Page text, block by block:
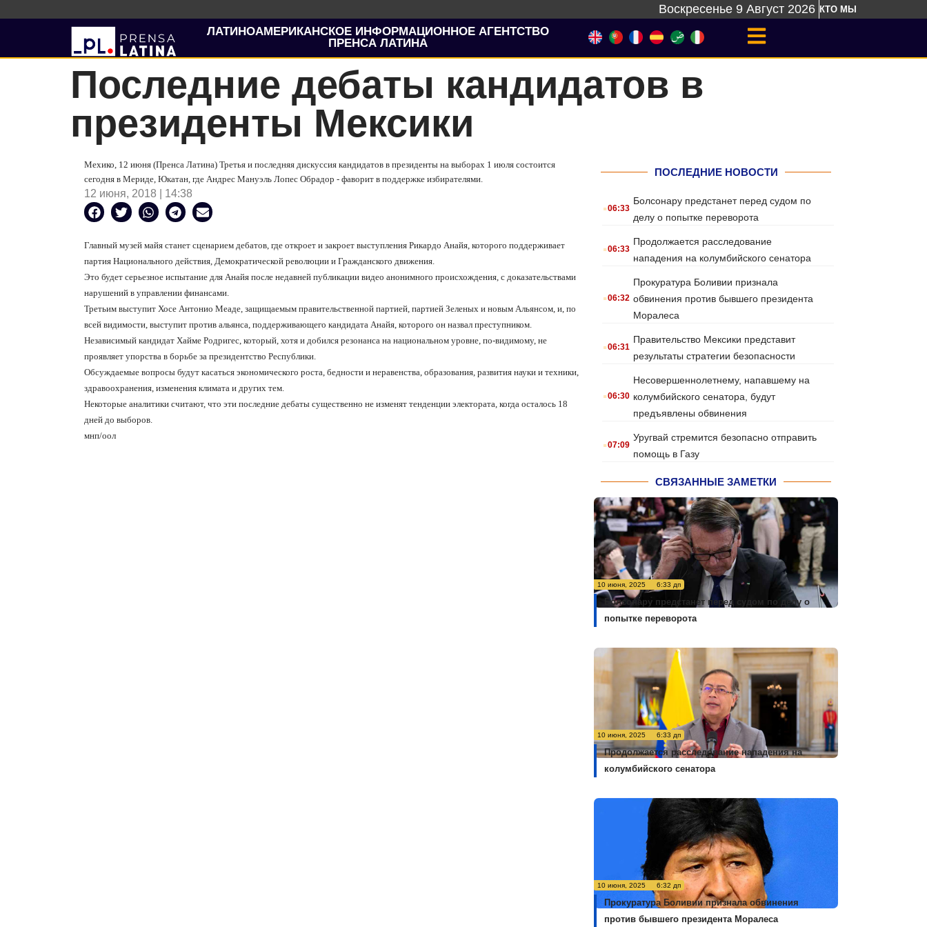
Воскресенье 9 Август 2026 КТО МЫ
ЛАТИНОАМЕРИКАНСКОЕ ИНФОРМАЦИОННОЕ АГЕНТСТВО
ПРЕНСА ЛАТИНА
Последние дебаты кандидатов в
президенты Мексики
Мехико, 12 июня (Пренса Латина) Третья и последняя дискуссия кандидатов в президенты на выборах 1 июля состоится
сегодня в Мериде, Юкатан, где Андрес Мануэль Лопес Обрадор - фаворит в поддержке избирателями.
12 июня, 2018 | 14:38
Главный музей майя станет сценарием дебатов, где откроет и закроет выступления Рикардо Анайя, которого поддерживает
партия Национального действия, Демократической революции и Гражданского движения.
Это будет серьезное испытание для Анайя после недавней публикации видео анонимного происхождения, с доказательствами
нарушений в управлении финансами.
Третьим выступит Хосе Антонио Меаде, защищаемым правительственной партией, партией Зеленых и новым Альянсом, и, по
всей видимости, выступит против альянса, поддерживающего кандидата Анайя, которого он назвал преступником.
Независимый кандидат Хайме Родригес, который, хотя и добился резонанса на национальном уровне, по-видимому, не
проявляет упорства в борьбе за президентство Республики.
Обсуждаемые вопросы будут касаться экономического роста, бедности и неравенства, образования, развития науки и техники,
здравоохранения, изменения климата и других тем.
Некоторые аналитики считают, что эти последние дебаты существенно не изменят тенденции электората, когда осталось 18
дней до выборов.
мнп/оол
ПОСЛЕДНИЕ НОВОСТИ
.06:33
Болсонару предстанет перед судом по
делу о попытке переворота
.06:33
Продолжается расследование
нападения на колумбийского сенатора
.06:32
Прокуратура Боливии признала
обвинения против бывшего президента
Моралеса
.06:31
Правительство Мексики представит
результаты стратегии безопасности
.06:30
Несовершеннолетнему, напавшему на
колумбийского сенатора, будут
предъявлены обвинения
.07:09
Уругвай стремится безопасно отправить
помощь в Газу
СВЯЗАННЫЕ ЗАМЕТКИ
10 июня, 2025 6:33 дп
Болсонару предстанет перед судом по делу о
попытке переворота
10 июня, 2025 6:33 дп
Продолжается расследование нападения на
колумбийского сенатора
10 июня, 2025 6:32 дп
Прокуратура Боливии признала обвинения
против бывшего президента Моралеса